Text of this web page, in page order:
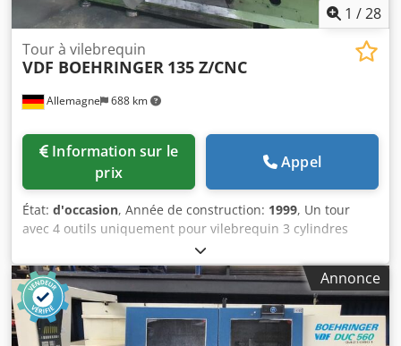
1 /28
Allemagne 688 km
Tour à vilebrequin
VDF BOEHRINGER 135 Z/CNC
prix
Appel
État: d'occasion, Année de construction: 1999, Un tour
avec 4 outils uniquement pour vilebrequin 3 cylindres
Annonce